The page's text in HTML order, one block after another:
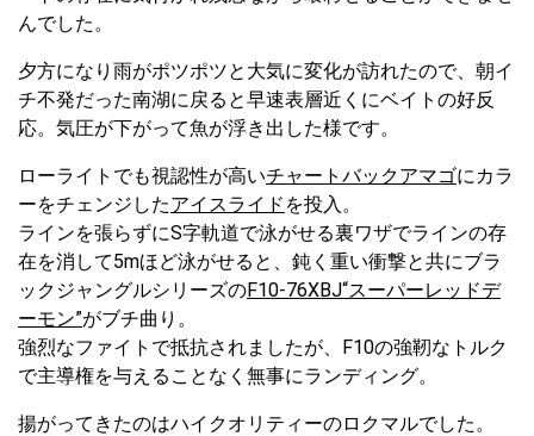
んでした。
夕方になり雨がポツポツと大気に変化が訪れたので、朝イ
チ不発だった南湖に戻ると早速表層近くにベイトの好反
応。気圧が下がって魚が浮き出した様です。
ローライトでも視認性が高いチャートバックアマゴにカラ
ーをチェンジしたアイスライド を投入。
ラインを張らずにS字軌道で泳がせる裏ワザでラインの存
在を消して5mほど泳がせると、鈍く重い衝撃と共にブラ
ックジャングルシリーズのF10-76XBJ“スーパーレッドデ
ーモン”がブチ曲り。
強烈なファイトで抵抗されましたが、F10の強靭なトルク
で主導権を与えることなく無事にランディング。
揚がってきたのはハイクオリティーのロクマルでした。